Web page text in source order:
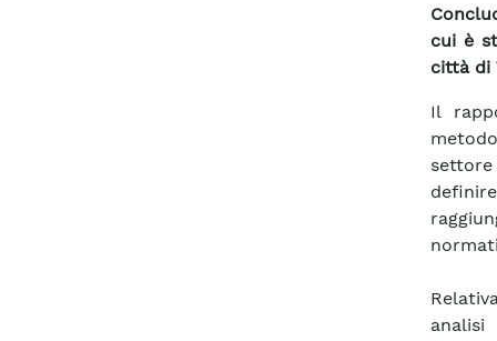
cui è
città di
Il